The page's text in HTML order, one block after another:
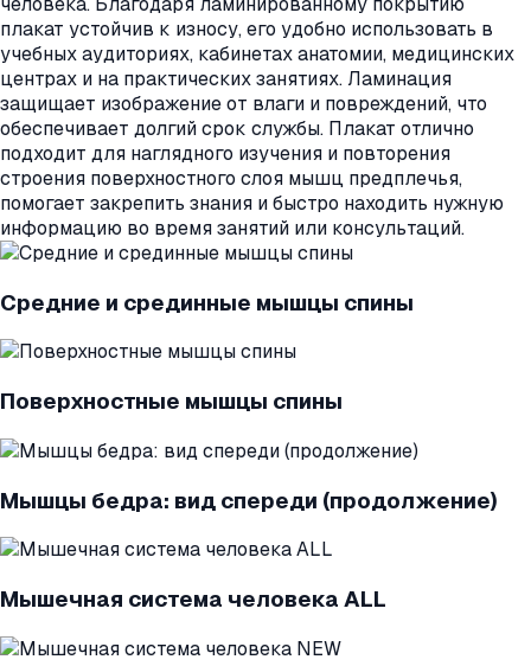
плакат устойчив к износу, его удобно использовать в
учебных аудиториях, кабинетах анатомии, медицинских
центрах и на практических занятиях. Ламинация
защищает изображение от влаги и повреждений, что
обеспечивает долгий срок службы. Плакат отлично
подходит для наглядного изучения и повторения
строения поверхностного слоя мышц предплечья,
помогает закрепить знания и быстро находить нужную
информацию во время занятий или консультаций.
Средние и срединные мышцы спины
Поверхностные мышцы спины
Мышцы бедра: вид спереди (продолжение)
Мышечная система человека ALL